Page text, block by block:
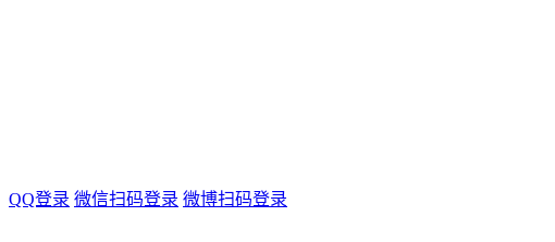
QQ登录 微信扫码登录 微博扫码登录